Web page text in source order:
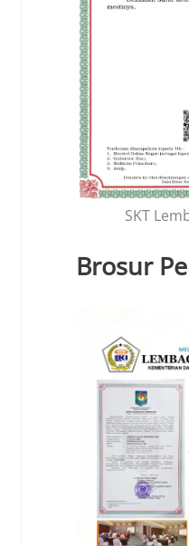
SKT
Brosur